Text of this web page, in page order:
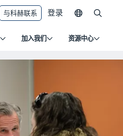
加入我们 资源中心
与科赫联系 登录